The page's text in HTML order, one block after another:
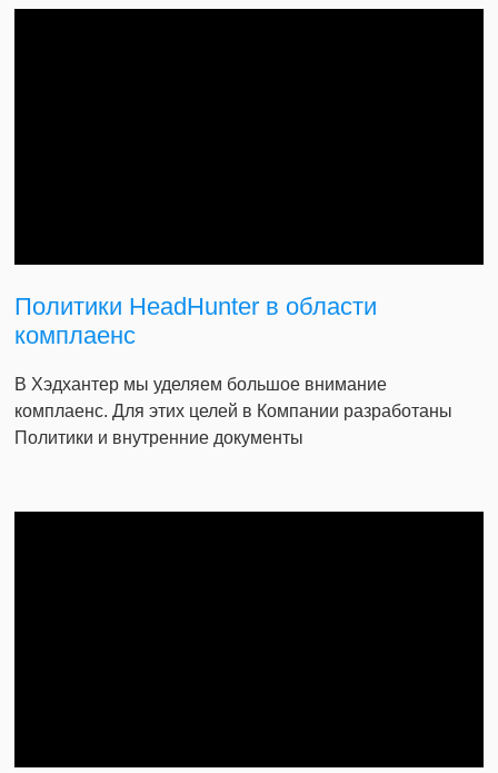
Политики HeadHunter в области
комплаенс
В Хэдхантер мы уделяем большое внимание
комплаенс. Для этих целей в Компании разработаны
Политики и внутренние документы